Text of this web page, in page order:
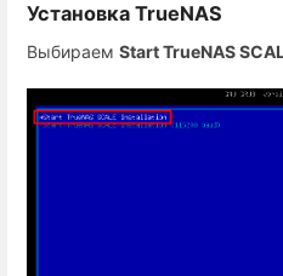
Установка TrueNAS
Выбираем Start TrueNAS